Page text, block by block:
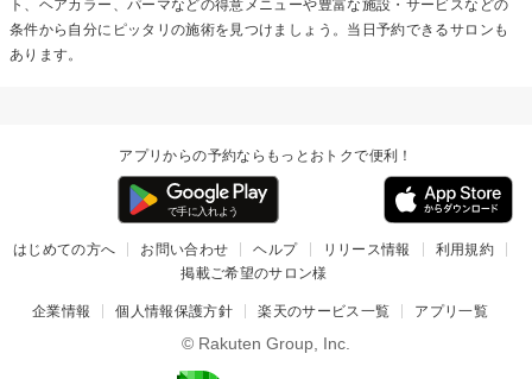
ト、ヘアカラー、パーマなどの得意メニューや豊富な施設・サービスなどの
条件から自分にピッタリの施術を見つけましょう。当日予約できるサロンも
あります。
アプリからの予約ならもっとおトクで便利！
はじめての方へ お問い合わせ ヘルプ リリース情報
利用規約
掲載ご希望のサロン様
企業情報 個人情報保護方針 楽天のサービス一覧 アプリ一覧
© Rakuten Group, Inc.